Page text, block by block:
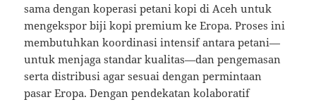
sama dengan koperasi petani kopi di Aceh untuk
mengekspor biji kopi premium ke Eropa. Proses ini
membutuhkan koordinasi intensif antara petani—
untuk menjaga standar kualitas—dan pengemasan
serta distribusi agar sesuai dengan permintaan
pasar Eropa. Dengan pendekatan kolaboratif